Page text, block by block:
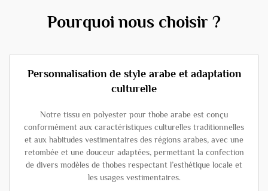
Pourquoi nous choisir ?
Personnalisation de style arabe et adaptation
culturelle
Notre tissu en polyester pour thobe arabe est conçu
conformément aux caractéristiques culturelles traditionnelles
et aux habitudes vestimentaires des régions arabes, avec une
retombée et une douceur adaptées, permettant la confection
de divers modèles de thobes respectant l’esthétique locale et
les usages vestimentaires.